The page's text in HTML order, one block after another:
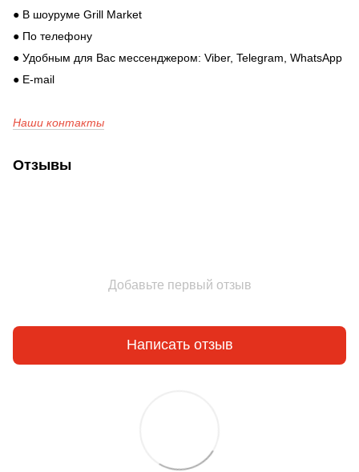
● В шоуруме Grill Market
● По телефону
● Удобным для Вас мессенджером: Viber, Telegram, WhatsApp
● E-mail
Наши контакты
Отзывы
Добавьте первый отзыв
Написать отзыв